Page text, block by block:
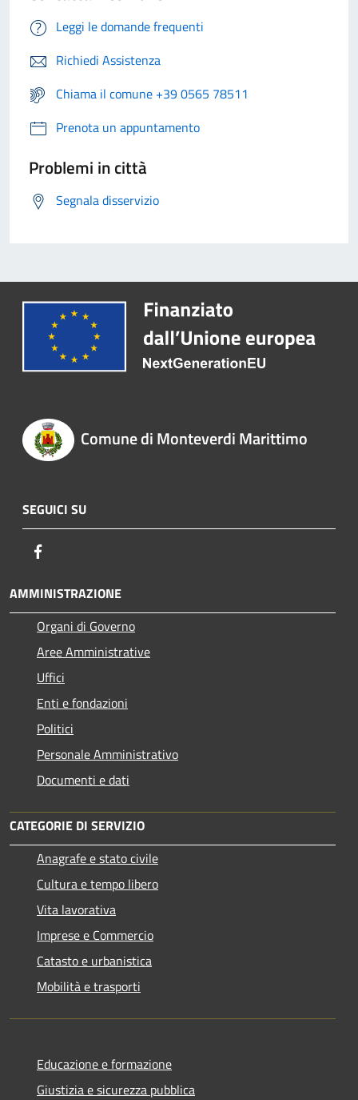
Leggi le domande frequenti
Richiedi Assistenza
Chiama il comune +39 0565 78511
Prenota un appuntamento
Problemi in città
Segnala disservizio
Comune di Monteverdi Marittimo
SEGUICI SU
AMMINISTRAZIONE
Organi di Governo
Aree Amministrative
Uffici
Enti e fondazioni
Politici
Personale Amministrativo
Documenti e dati
CATEGORIE DI SERVIZIO
Anagrafe e stato civile
Cultura e tempo libero
Vita lavorativa
Imprese e Commercio
Catasto e urbanistica
Mobilità e trasporti
Educazione e formazione
Giustizia e sicurezza pubblica